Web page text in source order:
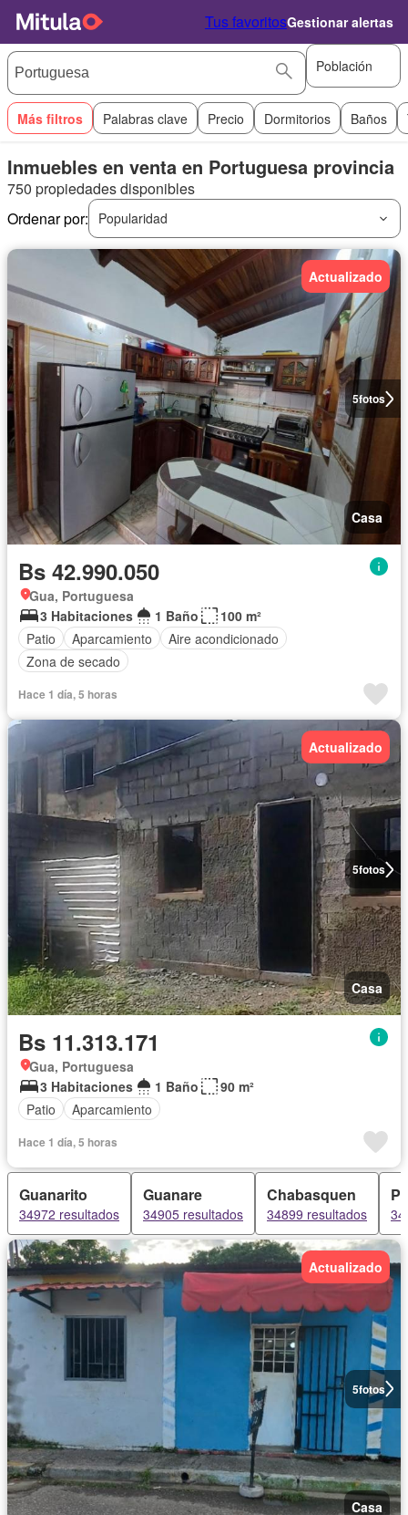
Tus favoritosGestionar alertas
Población
Más filtros Palabras clave Precio Dormitorios Baños
Inmuebles en venta en Portuguesa provincia
750 propiedades disponibles
Ordenar por:
Popularidad
5fotos
Actualizado
Casa
Bs 42.990.050
Gua, Portuguesa
3 Habitaciones
1 Baño
100 m²
Patio
Aparcamiento
Aire acondicionado
Zona de secado
Hace 1 día, 5 horas
5fotos
Actualizado
Casa
Bs 11.313.171
Gua, Portuguesa
3 Habitaciones
1 Baño
90 m²
Patio
Aparcamiento
Hace 1 día, 5 horas
Guanarito
34972 resultados
Guanare
34905 resultados
Chabasquen
34899 resultados
5fotos
Actualizado
Casa